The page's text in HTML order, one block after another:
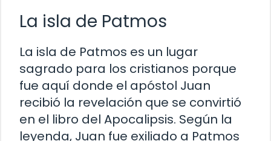
La isla de Patmos
La isla de Patmos es un lugar
sagrado para los cristianos porque
fue aquí donde el apóstol Juan
recibió la revelación que se convirtió
en el libro del Apocalipsis. Según la
leyenda, Juan fue exiliado a Patmos